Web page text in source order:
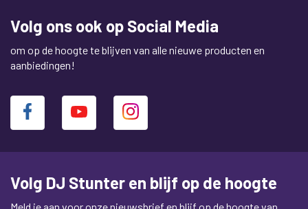
Volg ons ook op Social Media
om op de hoogte te blijven van alle nieuwe producten en
aanbiedingen!
Volg DJ Stunter en blijf op de hoogte
Meld je aan voor onze nieuwsbrief en blijf op de hoogte van